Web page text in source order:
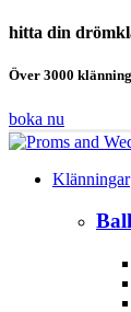
hitta din
Över 3000
boka nu
Klänningar